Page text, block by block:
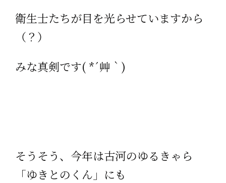
衛生士たちが目を光らせていますから
（？）
みな真剣です( *´艸｀)
そうそう、今年は古河のゆるきゃら
「ゆきとのくん」にも